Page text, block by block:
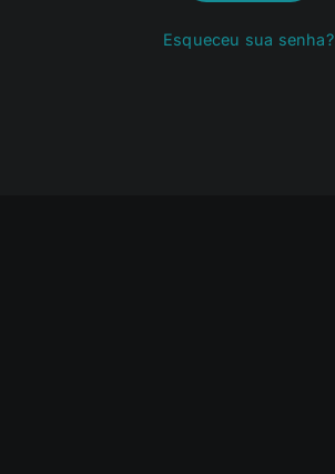
Esqueceu sua senha?